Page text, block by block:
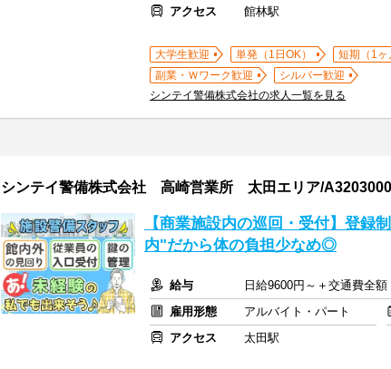
アクセス
館林駅
大学生歓迎 単発（1日OK）
短期（1ヶ
副業・Ｗワーク歓迎
シルバー歓迎
シンテイ警備株式会社の求人一覧を見る
シンテイ警備株式会社 高崎営業所 太田エリア/
【商業施設内の巡回・受付】登
内"だから体の負担少なめ◎
給与
日給9600円～＋交通費全額
雇用形態
アルバイト・パート
アクセス
太田駅